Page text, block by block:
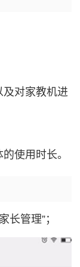
对家教机进
使用时长。
长管理”；